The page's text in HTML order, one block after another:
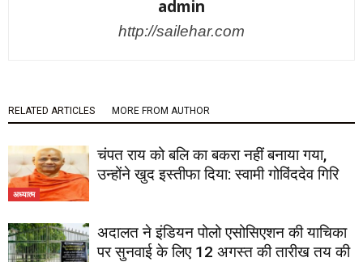
admin
http://sailehar.com
RELATED ARTICLES MORE FROM AUTHOR
अध्यात्म
चंपत राय को बलि का बकरा नहीं बनाया गया,
उन्होंने खुद इस्तीफा दिया: स्वामी गोविंददेव गिरि
अदालत ने इंडियन पोलो एसोसिएशन की याचिका
पर सुनवाई के लिए 12 अगस्त की तारीख तय की